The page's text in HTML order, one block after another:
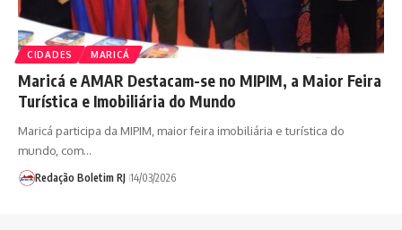
CIDADES MARICÁ
Maricá e AMAR Destacam-se no MIPIM, a Maior Feira
Turística e Imobiliária do Mundo
Maricá participa da MIPIM, maior feira imobiliária e turística do
mundo, com…
Redação Boletim RJ 14/03/2026